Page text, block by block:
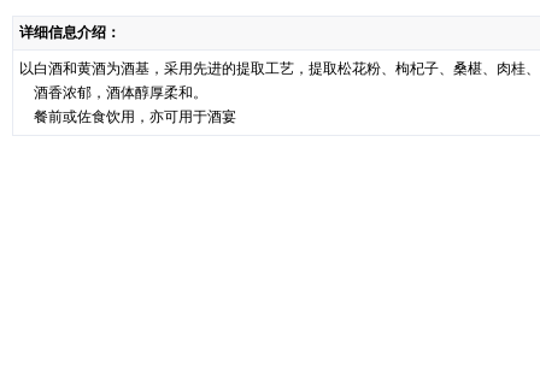
详细信息介绍：
以白酒和黄酒为酒基，采用先进的提取工艺，提取松花粉、枸杞子、桑椹、肉桂
酒香浓郁，酒体醇厚柔和。
餐前或佐食饮用，亦可用于酒宴